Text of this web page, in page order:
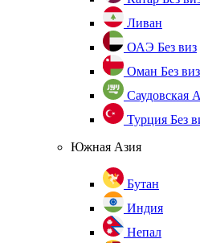
Ливан
ОАЭ Без виз
Оман Без виз
Саудовская
Турция Без
Южная Азия
Бутан
Индия
Непал